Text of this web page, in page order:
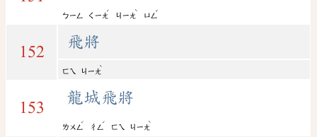
ㄅㄧㄥ ㄑㄧㄤ
ˊ
ㄐㄧㄤ
ˋ
ㄩㄥ
ˇ
152
飛將
ㄈㄟ ㄐㄧㄤ
ˋ
153
龍城飛將
ㄌㄨㄥ
ˊ
ㄔㄥ
ˊ
ㄈㄟ ㄐㄧㄤ
ˋ